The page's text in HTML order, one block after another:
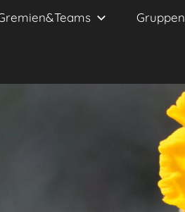
Gruppen